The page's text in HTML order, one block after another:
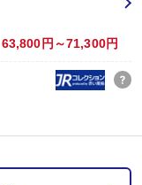
。
63,800円～71,300円